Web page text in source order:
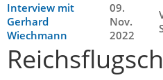
Interview mit
Gerhard
Wiechmann
09.
Nov.
2022